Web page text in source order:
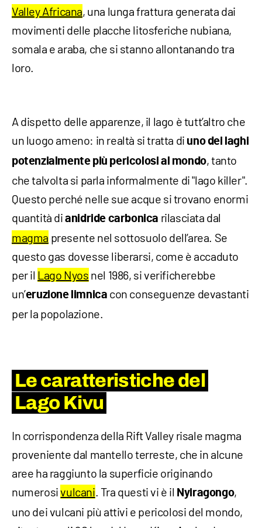
Valley Africana, una lunga frattura generata dai
movimenti delle placche litosferiche nubiana,
somala e araba, che si stanno allontanando tra
loro.
A dispetto delle apparenze, il lago è tutt’altro che
un luogo ameno: in realtà si tratta di uno dei laghi
potenzialmente più pericolosi al mondo, tanto
che talvolta si parla informalmente di "lago killer".
Questo perché nelle sue acque si trovano enormi
quantità dianidride carbonica rilasciata dal
magma presente nel sottosuolo dell’area. Se
questo gas dovesse liberarsi, come è accaduto
per il Lago Nyos nel 1986, si verificherebbe
un’eruzione limnica con conseguenze devastanti
per la popolazione.
Le caratteristiche del
Lago Kivu
In corrispondenza della Rift Valley risale magma
proveniente dal mantello terreste, che in alcune
aree ha raggiunto la superficie originando
numerosivulcani. Tra questi vi è il Nyiragongo,
uno dei vulcani più attivi e pericolosi del mondo,